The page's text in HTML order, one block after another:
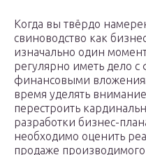
Когда вы твёрдо
свиноводство как
изначально один
регулярно иметь дело
финансовыми
время уделять
перестроить
разработки бизнес-
необходимо оценить
продаже производимого